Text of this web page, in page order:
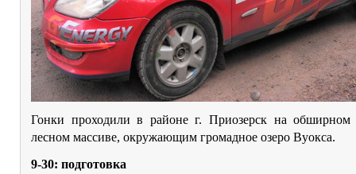
Гонки проходили в районе г. Приозерск на
лесном массиве, окружающим громадное озеро Вуокса.
9-30: подготовка